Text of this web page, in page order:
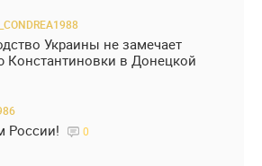
Украины не замечает
Константиновки в Донецкой
России! 0